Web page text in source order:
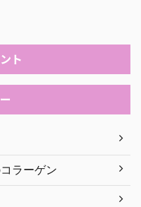
ト
ラーゲン